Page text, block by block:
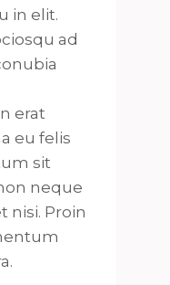
in elit.
ad
erat
eu felis
sit
neque
nisi. Proin